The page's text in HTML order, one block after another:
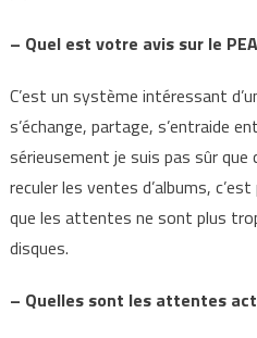
– Quel est votre avis sur le
C’est un système intéressant
s’échange, partage, s’entraide
sérieusement je suis pas sûr
reculer les ventes d’albums,
que les attentes ne sont plus
disques.
– Quelles sont les attentes